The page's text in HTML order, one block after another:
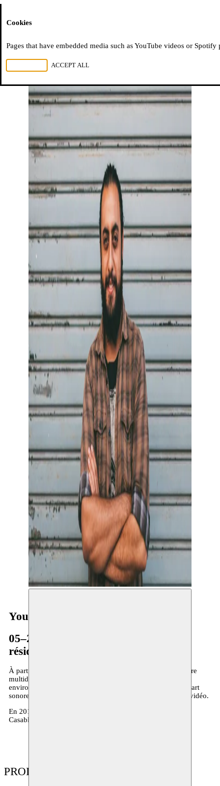
Youssef Ouchra
05–26.02.2018
résidence internationale
À partir de Casablanca, Youssef Ouchra travaille à une œuvre
multidisciplinaire autour de la relation entre l’homme et son
environnement qu’il appréhende et interroge en combinant art
sonore, conception graphique, performance, installation et vidéo.
En 2018 Il prépare un nouveau projet pour Moussem Cities
Casablanca et participe à l’expo
PRODUCTIONS
Cookies
Pages that have embedded media such as YouTube videos or
ACCEPT ALL